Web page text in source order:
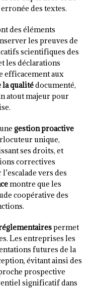
des textes.
des éléments
les preuves de
scientifiques des
les déclarations
efficacement aux
la qualitédocumenté,
atout majeur pour
gestion proactive
unique,
ses droits, et
correctives
vers des
montre que les
coopérative des
permet
Les entreprises les
futures de la
évitant ainsi des
prospective
significatif dans